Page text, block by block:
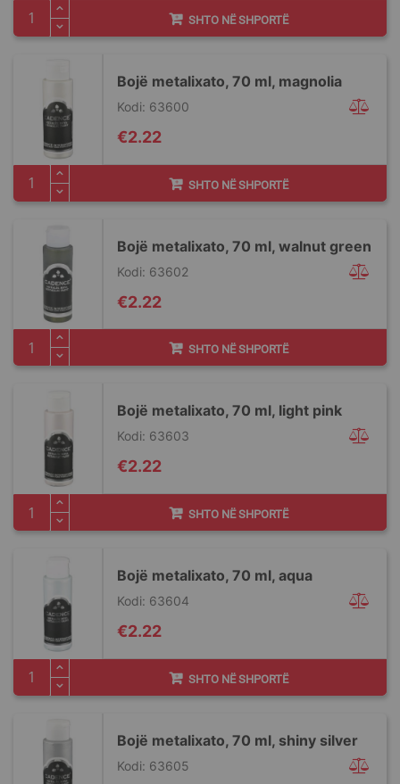
SHTO NË SHPORTË
Bojë metalixato, 70 ml, magnolia
Kodi: 63600
€2.22
SHTO NË SHPORTË
Bojë metalixato, 70 ml, walnut green
Kodi: 63602
€2.22
SHTO NË SHPORTË
Bojë metalixato, 70 ml, light pink
Kodi: 63603
€2.22
SHTO NË SHPORTË
Bojë metalixato, 70 ml, aqua
Kodi: 63604
€2.22
SHTO NË SHPORTË
Bojë metalixato, 70 ml, shiny silver
Kodi: 63605